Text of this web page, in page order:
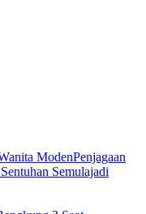
ModenPenjagaan
Semulajadi